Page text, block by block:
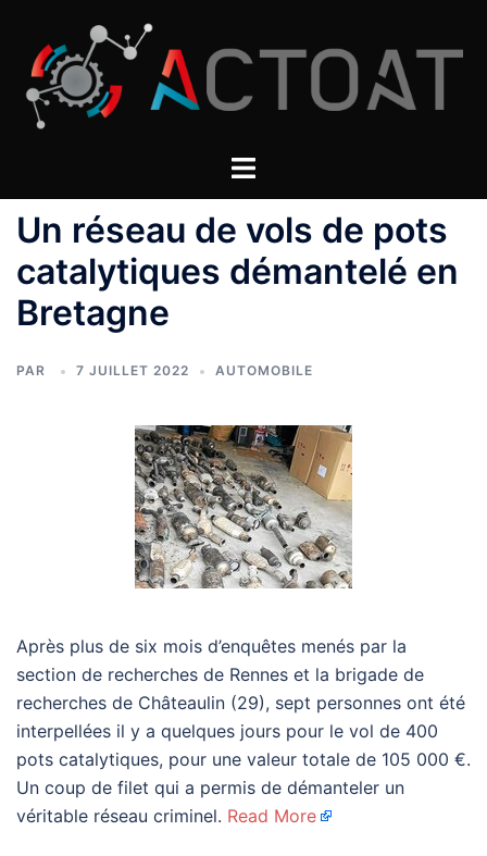
contenu
Un réseau de vols de pots
catalytiques démantelé en
Bretagne
PAR 7 JUILLET 2022 AUTOMOBILE
Après plus de six mois d’enquêtes menés par la
section de recherches de Rennes et la brigade de
recherches de Châteaulin (29), sept personnes ont été
interpellées il y a quelques jours pour le vol de 400
pots catalytiques, pour une valeur totale de 105 000 €.
Un coup de filet qui a permis de démanteler un
véritable réseau criminel. Read More